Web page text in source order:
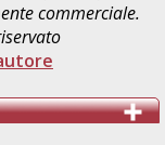
commerciale.